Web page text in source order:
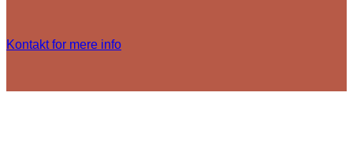
Kontakt for mere info